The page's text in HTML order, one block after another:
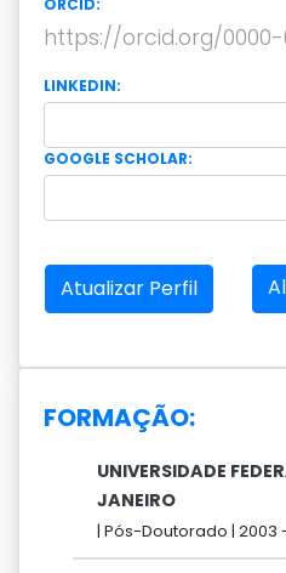
ORCID:
https://orcid.org/0000-
LINKEDIN:
GOOGLE SCHOLAR:
Atualizar Perfil
FORMAÇÃO:
UNIVERSIDADE
JANEIRO
| Pós-Doutorado | 2003